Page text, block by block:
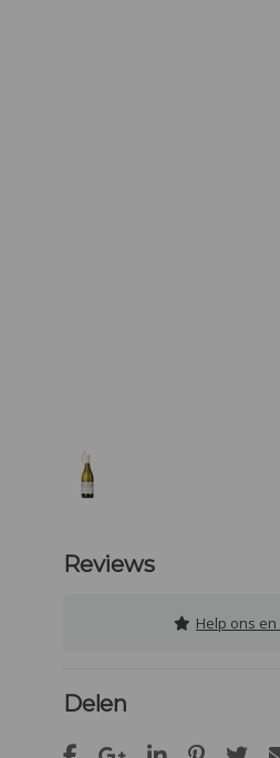
Reviews
Help ons
Delen